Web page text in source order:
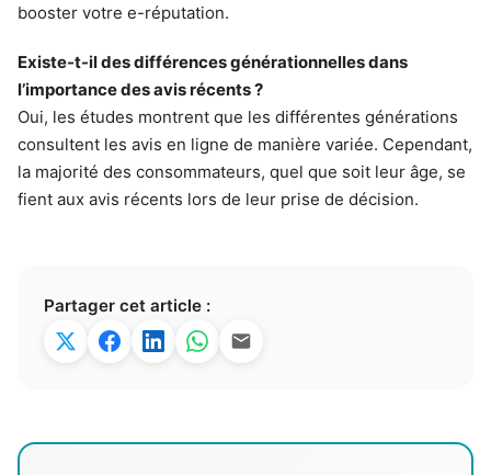
booster votre e-réputation.
Existe-t-il des différences générationnelles dans
l’importance des avis récents ?
Oui, les études montrent que les différentes générations
consultent les avis en ligne de manière variée. Cependant,
la majorité des consommateurs, quel que soit leur âge, se
fient aux avis récents lors de leur prise de décision.
Partager cet article :